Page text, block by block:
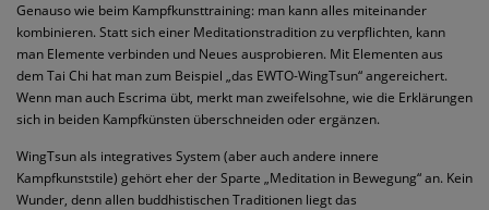
Genauso wie beim Kampfkunsttraining: man kann alles miteinander
kombinieren. Statt sich einer Meditationstradition zu verpflichten, kann
man Elemente verbinden und Neues ausprobieren. Mit Elementen aus
dem Tai Chi hat man zum Beispiel „das EWTO-WingTsun“ angereichert.
Wenn man auch Escrima übt, merkt man zweifelsohne, wie die Erklärungen
sich in beiden Kampfkünsten überschneiden oder ergänzen.
WingTsun als integratives System (aber auch andere innere
Kampfkunststile) gehört eher der Sparte „Meditation in Bewegung“ an. Kein
Wunder, denn allen buddhistischen Traditionen liegt das